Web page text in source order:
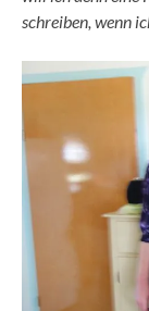
schreiben, wenn